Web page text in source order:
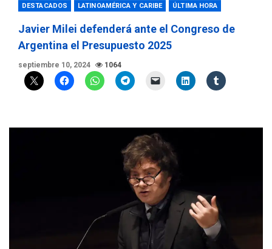
DESTACADOS LATINOAMÉRICA Y CARIBE ÚLTIMA HORA
Javier Milei defenderá ante el Congreso de
Argentina el Presupuesto 2025
septiembre 10, 2024 1064